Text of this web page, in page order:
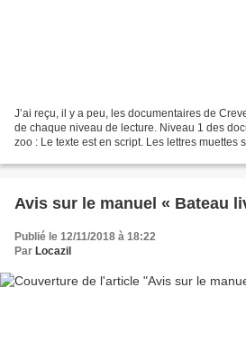
J’ai reçu, il y a peu, les documentaires de
de chaque niveau de lecture. Niveau 1 des
zoo : Le texte est en script. Les lettres muettes
Avis sur le manuel « Bateau
Publié le 12/11/2018 à 18:22
Par Locazil